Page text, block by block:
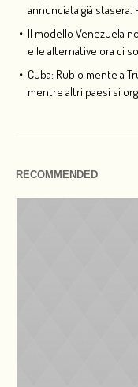
annunciata già
Il modello Venezuela
e le alternative ora ci
Cuba: Rubio mente a
mentre altri paesi si
RECOMMENDED